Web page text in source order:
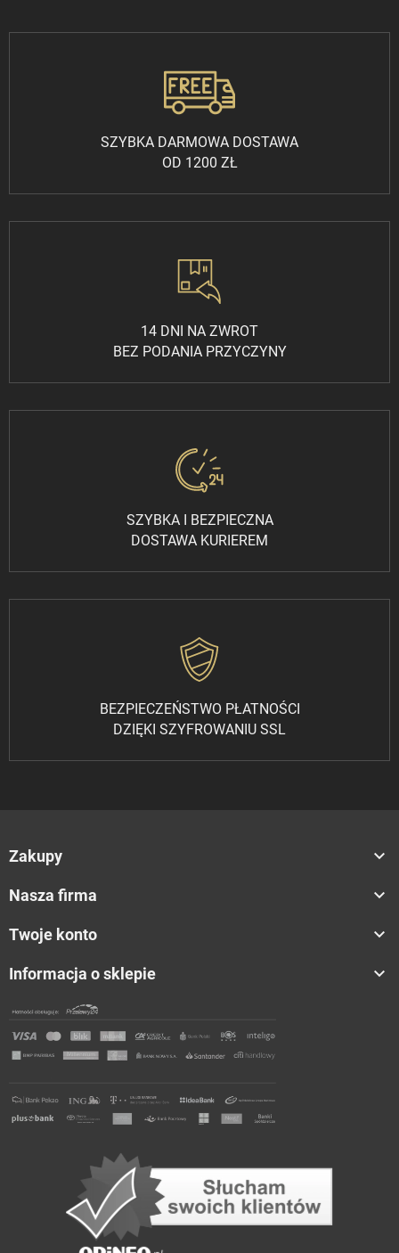
SZYBKA DARMOWA DOSTAWA
OD 1200 ZŁ
14 DNI NA ZWROT
BEZ PODANIA PRZYCZYNY
SZYBKA I BEZPIECZNA
DOSTAWA KURIEREM
BEZPIECZEŃSTWO PŁATNOŚCI
DZIĘKI SZYFROWANIU SSL
Zakupy 
Nasza firma 
Twoje konto 
Informacja o sklepie 